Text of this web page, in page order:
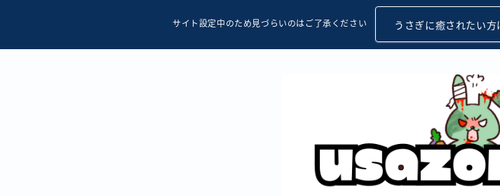
サイト設定中のため見づらいのはご了承ください うさぎに癒されたい方